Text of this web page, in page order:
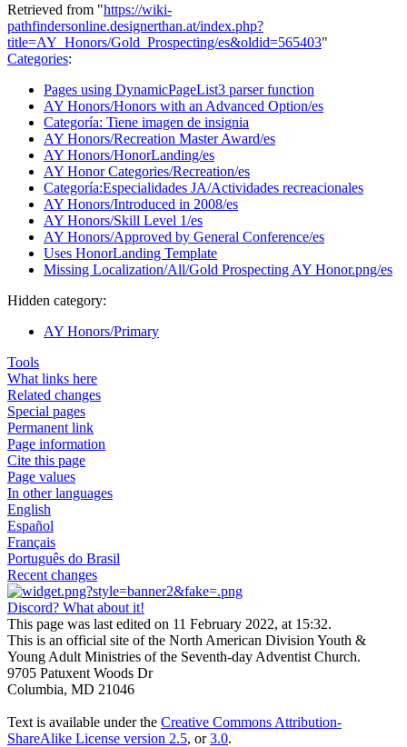
Retrieved from "https://wiki-
pathfindersonline.designerthan.at/index.php?
title=AY_Honors/Gold_Prospecting/es&oldid=565403"
Categories:
Pages using DynamicPageList3 parser function
AY Honors/Honors with an Advanced Option/es
Categoría: Tiene imagen de insignia
AY Honors/Recreation Master Award/es
AY Honors/HonorLanding/es
AY Honor Categories/Recreation/es
Categoría:Especialidades JA/Actividades recreacionales
AY Honors/Introduced in 2008/es
AY Honors/Skill Level 1/es
AY Honors/Approved by General Conference/es
Uses HonorLanding Template
Missing Localization/All/Gold Prospecting AY Honor.png/es
Hidden category:
AY Honors/Primary
Tools
What links here
Related changes
Special pages
Permanent link
Page information
Cite this page
Page values
In other languages
English
Español
Français
Português do Brasil
Recent changes
Discord? What about it!
This page was last edited on 11 February 2022, at 15:32.
This is an official site of the North American Division Youth &
Young Adult Ministries of the Seventh-day Adventist Church.
9705 Patuxent Woods Dr
Columbia, MD 21046
Text is available under the Creative Commons Attribution-
ShareAlike License version 2.5, or3.0.